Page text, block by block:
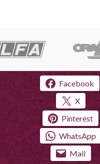
Facebook
X
Pinterest
WhatsApp
Mail